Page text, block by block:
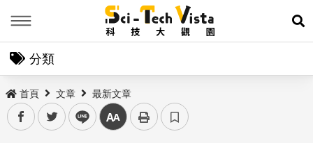
展
分類
首頁 文章 最新文章
facebooktwitter line 中